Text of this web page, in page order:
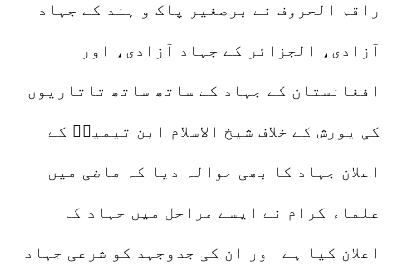
راقم الحروف نے برصغیر پاک و ہند کے جہاد
آزادی، الجزائر کے جہاد آزادی، اور
افغانستان کے جہاد کے ساتھ ساتھ تاتاریوں
کی یورش کے خلاف شیخ الاسلام ابن تیمیہؒ کے
اعلان جہاد کا بھی حوالہ دیا کہ ماضی میں
علماء کرام نے ایسے مراحل میں جہاد کا
اعلان کیا ہے اور ان کی جدوجہد کو شرعی جہاد